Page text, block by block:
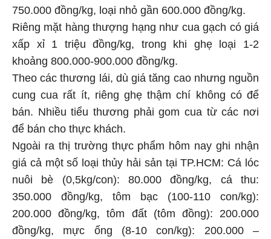
750.000 đồng/kg, loại nhỏ gần 600.000 đồng/kg.
Riêng mặt hàng thượng hạng như cua gạch có giá
xấp xỉ 1 triệu đồng/kg, trong khi ghẹ loại 1-2
khoảng 800.000-900.000 đồng/kg.
Theo các thương lái, dù giá tăng cao nhưng nguồn
cung cua rất ít, riêng ghẹ thậm chí không có để
bán. Nhiều tiểu thương phải gom cua từ các nơi
để bán cho thực khách.
Ngoài ra thị trường thực phẩm hôm nay ghi nhận
giá cả một số loại thủy hải sản tại TP.HCM: Cá lóc
nuôi bè (0,5kg/con): 80.000 đồng/kg, cá thu:
350.000 đồng/kg, tôm bạc (100-110 con/kg):
200.000 đồng/kg, tôm đất (tôm đồng): 200.000
đồng/kg, mực ống (8-10 con/kg): 200.000 –